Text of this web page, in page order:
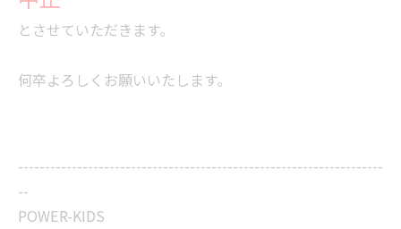
とさせていただきます。
何卒よろしくお願いいたします。
--------------------------------------------------------------------
--
POWER-KIDS